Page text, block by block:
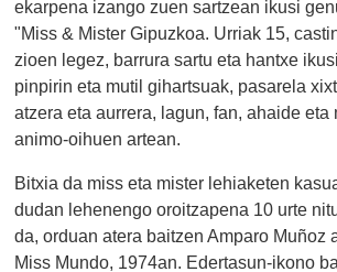
ekarpena izango zuen sartzean ikusi
"Miss & Mister Gipuzkoa. Urriak 15,
zioen legez, barrura sartu eta hantxe
pinpirin eta mutil gihartsuak, pasarela
atzera eta aurrera, lagun, fan, ahaide eta
animo-oihuen artean.
Bitxia da miss eta mister lehiaketen
dudan lehenengo oroitzapena 10 urte
da, orduan atera baitzen Amparo Muñoz
Miss Mundo, 1974an. Edertasun-ikono